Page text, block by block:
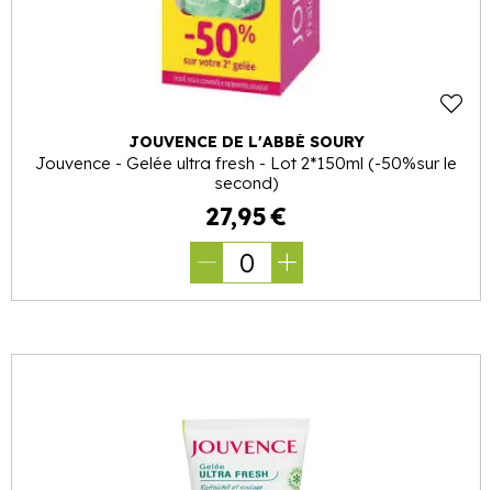
JOUVENCE DE L'ABBÉ SOURY
Jouvence - Gelée ultra fresh - Lot 2*150ml (-50%sur le
second)
27,95€
0